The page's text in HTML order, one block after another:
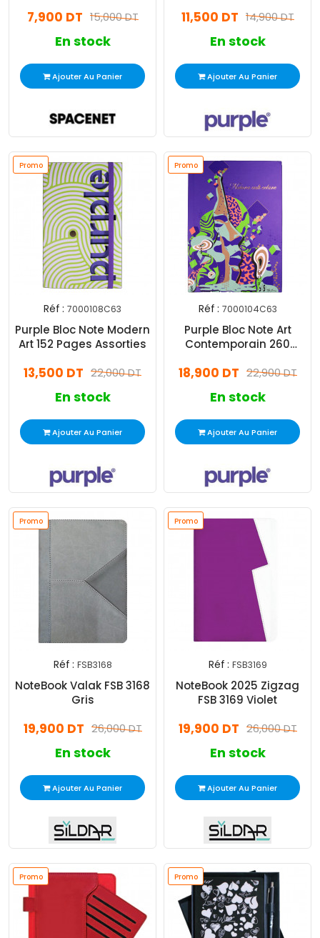
15,000 DT
7,900 DT
En stock
Ajouter Au Panier
14,900 DT
11,500 DT
En stock
Ajouter Au Panier
Promo
Réf : 7000108C63
Purple Bloc Note Modern
Art 152 Pages Assorties
22,000 DT
13,500 DT
En stock
Ajouter Au Panier
Promo
Réf : 7000104C63
Purple Bloc Note Art
Contemporain 260
22,900 DT
18,900 DT
En stock
Ajouter Au Panier
Promo
Réf : FSB3168
NoteBook Valak FSB 3168
Gris
26,000 DT
19,900 DT
En stock
Ajouter Au Panier
Promo
Réf : FSB3169
NoteBook 2025 Zigzag
FSB 3169 Violet
26,000 DT
19,900 DT
En stock
Ajouter Au Panier
Promo Promo